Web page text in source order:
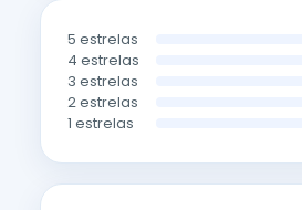
5 estrelas
4 estrelas
3 estrelas
2 estrelas
1 estrelas